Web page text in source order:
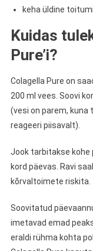
keha üldine
Kuidas
Pure’i?
Colagella Pure on
200 ml vees. Soovi
(vesi on parem, kuna
reageeri piisavalt).
Jook tarbitakse kohe
kord päevas. Ravi
kõrvaltoimete riskita.
Soovitatud
imetavad emad
eraldi rühma kohta